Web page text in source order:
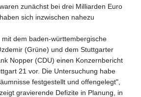
zunächst bei drei Milliarden Euro
sich inzwischen nahezu
dem baden-württembergische
(Grüne) und dem Stuttgarter
Nopper (CDU) einen Konzernbericht
21 vor. Die Untersuchung habe
festgestellt und offengelegt",
gravierende Defizite in Planung, in